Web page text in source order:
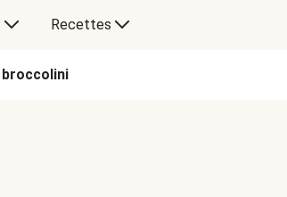
Recettes